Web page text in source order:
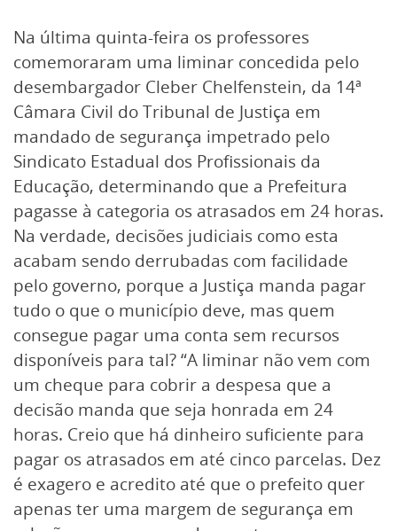
Na última quinta-feira os professores
comemoraram uma liminar concedida pelo
desembargador Cleber Chelfenstein, da 14ª
Câmara Civil do Tribunal de Justiça em
mandado de segurança impetrado pelo
Sindicato Estadual dos Profissionais da
Educação, determinando que a Prefeitura
pagasse à categoria os atrasados em 24 horas.
Na verdade, decisões judiciais como esta
acabam sendo derrubadas com facilidade
pelo governo, porque a Justiça manda pagar
tudo o que o município deve, mas quem
consegue pagar uma conta sem recursos
disponíveis para tal? “A liminar não vem com
um cheque para cobrir a despesa que a
decisão manda que seja honrada em 24
horas. Creio que há dinheiro suficiente para
pagar os atrasados em até cinco parcelas. Dez
é exagero e acredito até que o prefeito quer
apenas ter uma margem de segurança em